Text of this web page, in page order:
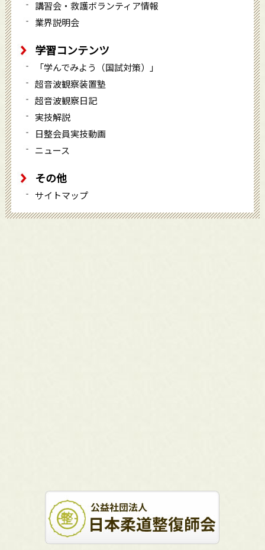
講習会・救護ボランティア情報
業界説明会
学習コンテンツ
「学んでみよう（国試対策）」
超音波観察装置塾
超音波観察日記
実技解説
日整会員実技動画
ニュース
その他
サイトマップ